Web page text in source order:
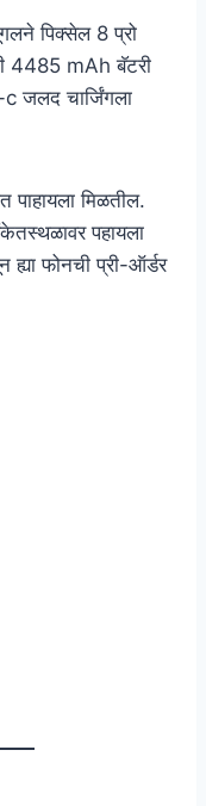
पिक्सेल 8 प्रो
4485 mAh बॅटरी
जलद चार्जिंगला
पाहायला मिळतील.
पहायला
ह्या फोनची प्री-ऑर्डर